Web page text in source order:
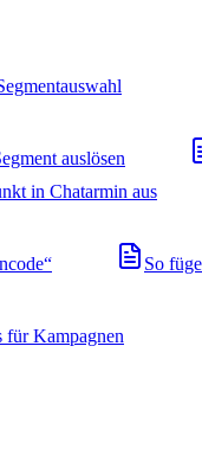
auslösen
in Chatarmin aus
So
für Kampagnen